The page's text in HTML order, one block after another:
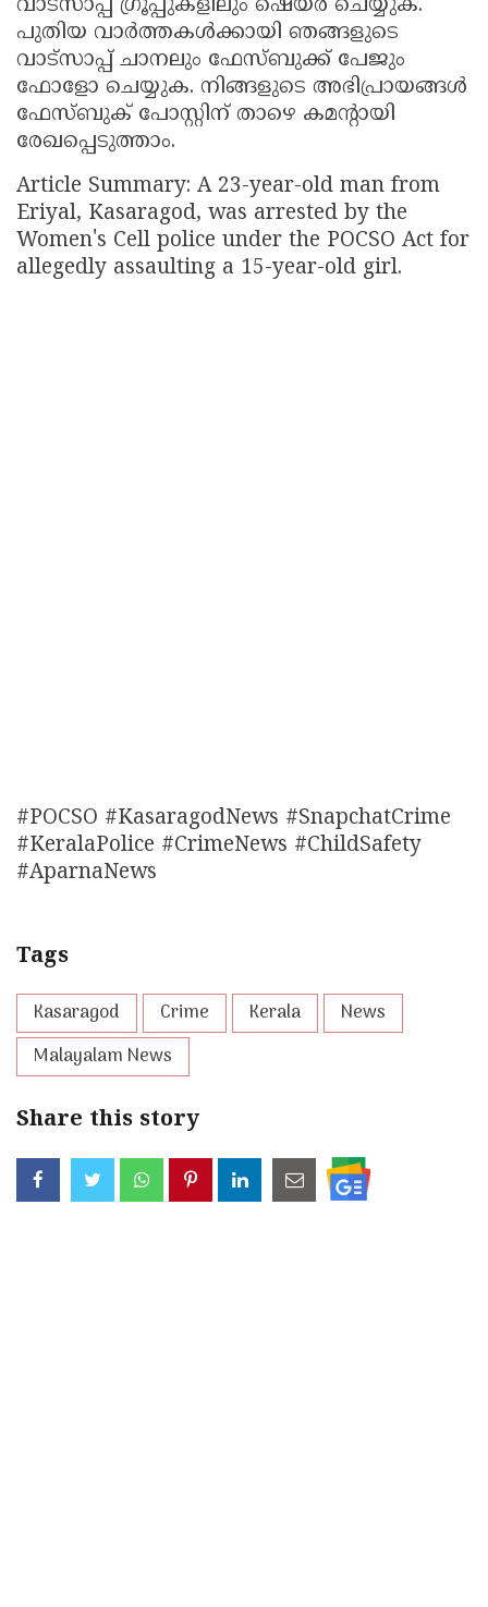
വാട്സാപ്പ് ഗ്രൂപ്പുകളിലും ഷെയർ ചെയ്യുക.
പുതിയ വാർത്തകൾക്കായി ഞങ്ങളുടെ
വാട്സാപ്പ് ചാനലും ഫേസ്ബുക്ക് പേജും
ഫോളോ ചെയ്യുക. നിങ്ങളുടെ അഭിപ്രായങ്ങൾ
ഫേസ്ബുക് പോസ്റ്റിന് താഴെ കമന്റായി
രേഖപ്പെടുത്താം.
Article Summary: A 23-year-old man from
Eriyal, Kasaragod, was arrested by the
Women's Cell police under the POCSO Act for
allegedly assaulting a 15-year-old girl.
#POCSO #KasaragodNews #SnapchatCrime
#KeralaPolice #CrimeNews #ChildSafety
#AparnaNews
Tags
Kasaragod Crime Kerala
News
Malayalam News
Share this story